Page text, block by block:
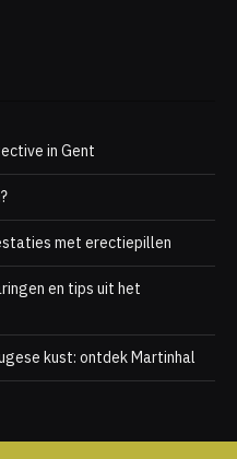
in Gent
met erectiepillen
en tips uit het
kust: ontdek Martinhal